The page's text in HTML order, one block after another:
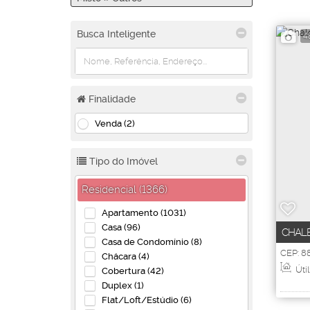
Busca Inteligente
Finalidade
Venda (2)
Tipo do Imóvel
Residencial (1366)
Apartamento (1031)
Casa (96)
Casa de Condomínio (8)
Chácara (4)
Cobertura (42)
Duplex (1)
Flat/Loft/Estúdio (6)
CEP:
Santa
Útil: